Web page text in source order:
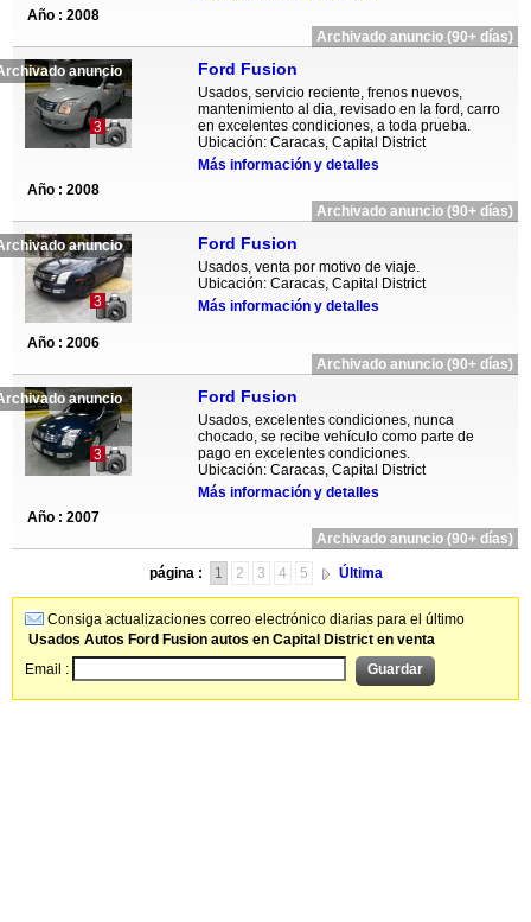
Año : 2008
Archivado anuncio (90+ días)
anuncio
3
Ford Fusion
Usados, servicio reciente, frenos nuevos,
mantenimiento al dia, revisado en la ford, carro
en excelentes condiciones, a toda prueba.
Ubicación: Caracas, Capital District
Más información y detalles
Año : 2008
Archivado anuncio (90+ días)
anuncio
3
Ford Fusion
Usados, venta por motivo de viaje.
Ubicación: Caracas, Capital District
Más información y detalles
Año : 2006
Archivado anuncio (90+ días)
anuncio
3
Ford Fusion
Usados, excelentes condiciones, nunca
chocado, se recibe vehículo como parte de
pago en excelentes condiciones.
Ubicación: Caracas, Capital District
Más información y detalles
Año : 2007
Archivado anuncio (90+ días)
página : 1 2 3 4 5 Última
Consiga actualizaciones correo electrónico diarias para el último
Usados Autos Ford Fusion autos en Capital District en venta
Email :